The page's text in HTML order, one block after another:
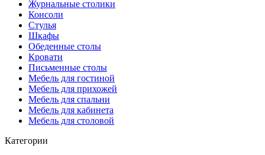
Журнальные столики
Консоли
Стулья
Шкафы
Обеденные столы
Кровати
Письменные столы
Мебель для гостиной
Мебель для прихожей
Мебель для спальни
Мебель для кабинета
Мебель для столовой
Категории